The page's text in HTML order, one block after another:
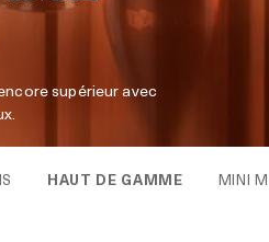
supérieur avec
HAUT DE GAMME MINI